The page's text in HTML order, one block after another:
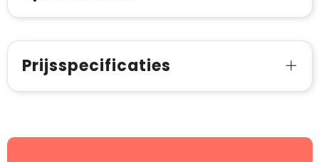
Prijsspecificaties